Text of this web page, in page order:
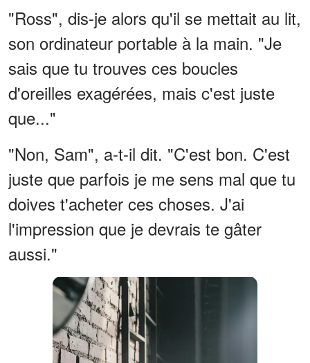
"Ross", dis-je alors qu'il se mettait au lit,
son ordinateur portable à la main. "Je
sais que tu trouves ces boucles
d'oreilles exagérées, mais c'est juste
que..."
"Non, Sam", a-t-il dit. "C'est bon. C'est
juste que parfois je me sens mal que tu
doives t'acheter ces choses. J'ai
l'impression que je devrais te gâter
aussi."